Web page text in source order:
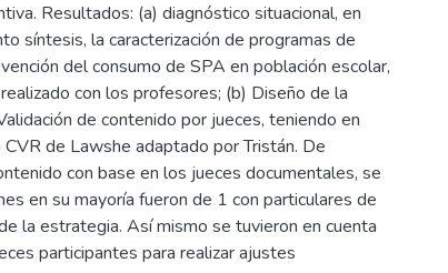
Resultados: (a) diagnóstico situacional, en
síntesis, la caracterización de programas de
del consumo de SPA en población escolar,
con los profesores; (b) Diseño de la
de contenido por jueces, teniendo en
de Lawshe adaptado por Tristán. De
con base en los jueces documentales, se
en su mayoría fueron de 1 con particulares de
la estrategia. Así mismo se tuvieron en cuenta
participantes para realizar ajustes